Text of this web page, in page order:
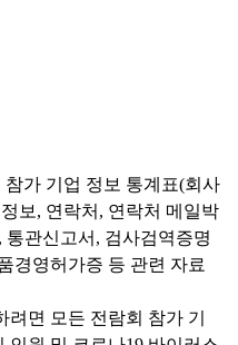
가 기업 정보 통계표(회사
보, 연락처, 연락처 메일박
관신고서, 검사검역증명
경영허가증 등 관련 자료
면 모든 전람회 참가 기